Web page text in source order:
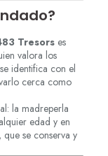
Tresors es
valora los
identifica con el
cerca como
la madreperla
edad y en
que se conserva y